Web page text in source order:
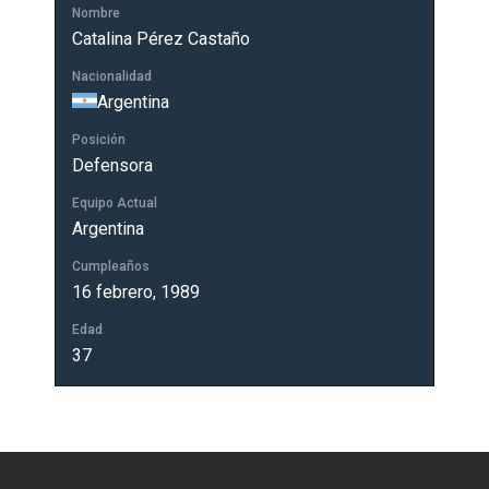
Nombre
Catalina Pérez Castaño
Nacionalidad
Argentina
Posición
Defensora
Equipo Actual
Argentina
Cumpleaños
16 febrero, 1989
Edad
37